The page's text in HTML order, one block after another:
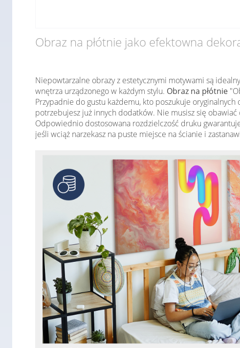
Obraz na płótnie jako efektowna
Niepowtarzalne obrazy z estetycznymi motywami są
wnętrza urządzonego w każdym stylu. Obraz na płótnie
Przypadnie do gustu każdemu, kto poszukuje
potrzebujesz już innych dodatków. Nie musisz się
Odpowiednio dostosowana rozdzielczość druku
jeśli wciąż narzekasz na puste miejsce na ścianie i